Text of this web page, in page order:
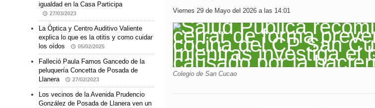
Viernes 29 de Mayo del 2026 a las 14:01
Colegio de San Cucao
igualdad en la Casa Participa
27/03/2023
La Óptica y Centro Auditivo Valiente
explica lo que es la otitis y como cuidar
los oídos
05/02/2025
Falleció Paula Famos Gancedo de la
peluquería Concetta de Posada de
Llanera
27/02/2023
Los vecinos de la Avenida Prudencio
González de Posada de Llanera ven un